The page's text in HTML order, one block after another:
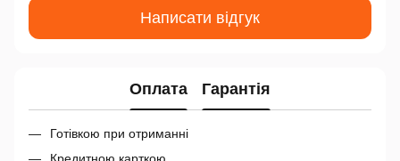
Написати відгук
Оплата Гарантія
Готівкою при отриманні